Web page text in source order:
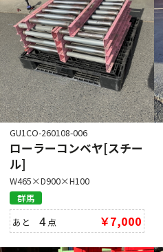
GU1CO-260108-006
ローラーコンベヤ[スチー
ル]
W465×D900×H100
群馬
あと4点 ￥7,000